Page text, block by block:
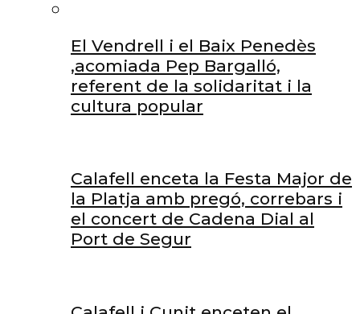
El Vendrell i el Baix Penedès
,acomiada Pep Bargalló,
referent de la solidaritat i la
cultura popular
Calafell enceta la Festa Major de
la Platja amb pregó, correbars i
el concert de Cadena Dial al
Port de Segur